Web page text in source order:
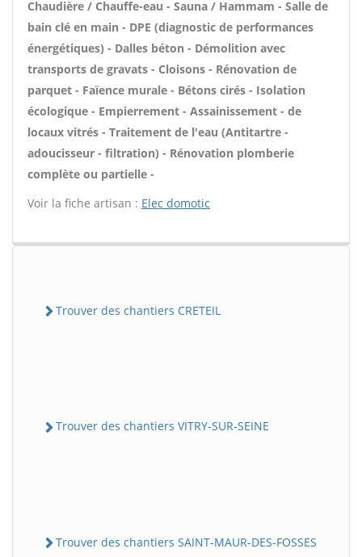
Chaudière / Chauffe-eau - Sauna / Hammam - Salle de
bain clé en main - DPE (diagnostic de performances
énergétiques) - Dalles béton - Démolition avec
transports de gravats - Cloisons - Rénovation de
parquet - Faïence murale - Bétons cirés - Isolation
écologique - Empierrement - Assainissement - de
locaux vitrés - Traitement de l'eau (Antitartre -
adoucisseur - filtration) - Rénovation plomberie
complète ou partielle -
Voir la fiche artisan : Elec domotic
Trouver des chantiers CRETEIL
Trouver des chantiers VITRY-SUR-SEINE
Trouver des chantiers SAINT-MAUR-DES-FOSSES